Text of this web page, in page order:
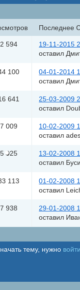
Последнее
2 594
19-11-2015
оставил
100
04-01-2014
оставил
641
25-03-2009
оставил
7 009
10-02-2009
оставил
5 025
13-02-2008
оставил
113
01-02-2008
оставил
7 938
29-01-2008
оставил
тему, нужно войти